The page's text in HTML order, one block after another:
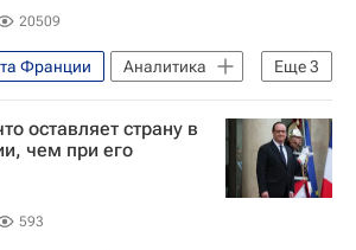
20509
Еще3
Франции
Аналитика
Вальс
оставляет страну в
чем при его
593